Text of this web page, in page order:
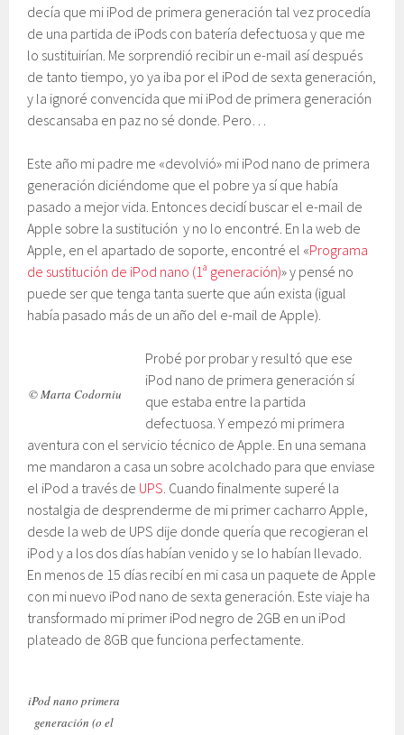
decía que mi iPod de primera generación tal vez procedía
de una partida de iPods con batería defectuosa y que me
lo sustituirían. Me sorprendió recibir un e-mail así después
de tanto tiempo, yo ya iba por el iPod de sexta generación,
y la ignoré convencida que mi iPod de primera generación
descansaba en paz no sé donde. Pero…
Este año mi padre me «devolvió» mi iPod nano de primera
generación diciéndome que el pobre ya sí que había
pasado a mejor vida. Entonces decidí buscar el e-mail de
Apple sobre la sustitución y no lo encontré. En la web de
Apple, en el apartado de soporte, encontré el «Programa
de sustitución de iPod nano (1ª generación)» y pensé no
puede ser que tenga tanta suerte que aún exista (igual
había pasado más de un año del e-mail de Apple).
© Marta Codorniu
Probé por probar y resultó que ese
iPod nano de primera generación sí
que estaba entre la partida
defectuosa. Y empezó mi primera
aventura con el servicio técnico de Apple. En una semana
me mandaron a casa un sobre acolchado para que enviase
el iPod a través de UPS. Cuando finalmente superé la
nostalgia de desprenderme de mi primer cacharro Apple,
desde la web de UPS dije donde quería que recogieran el
iPod y a los dos días habían venido y se lo habían llevado.
En menos de 15 días recibí en mi casa un paquete de Apple
con mi nuevo iPod nano de sexta generación. Este viaje ha
transformado mi primer iPod negro de 2GB en un iPod
plateado de 8GB que funciona perfectamente.
iPod nano primera
generación (o el